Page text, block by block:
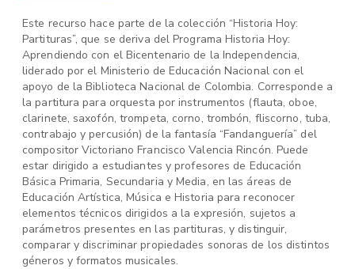
Este recurso hace parte de la colección “Historia Hoy:
Partituras”, que se deriva del Programa Historia Hoy:
Aprendiendo con el Bicentenario de la Independencia,
liderado por el Ministerio de Educación Nacional con el
apoyo de la Biblioteca Nacional de Colombia. Corresponde a
la partitura para orquesta por instrumentos (flauta, oboe,
clarinete, saxofón, trompeta, corno, trombón, fliscorno, tuba,
contrabajo y percusión) de la fantasía “Fandanguería” del
compositor Victoriano Francisco Valencia Rincón. Puede
estar dirigido a estudiantes y profesores de Educación
Básica Primaria, Secundaria y Media, en las áreas de
Educación Artística, Música e Historia para reconocer
elementos técnicos dirigidos a la expresión, sujetos a
parámetros presentes en las partituras, y distinguir,
comparar y discriminar propiedades sonoras de los distintos
géneros y formatos musicales.